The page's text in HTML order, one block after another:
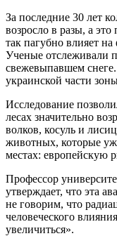
За последние 30 лет
возросло в разы, а это
так пагубно влияет на
Ученые отслеживали
свежевыпавшем
украинской части
Исследование
лесах значительно
волков, косуль и
животных, которые
местах: европейскую
Профессор
утверждает, что эта
не говорим, что
человеческого
увеличиться».